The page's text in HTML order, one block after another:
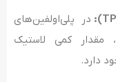
): در پلی‌اولفین‌های
الاستومری اصلاح‌شده، مطابق شکل ۴، مقدار کمی لاستیک
دارد.